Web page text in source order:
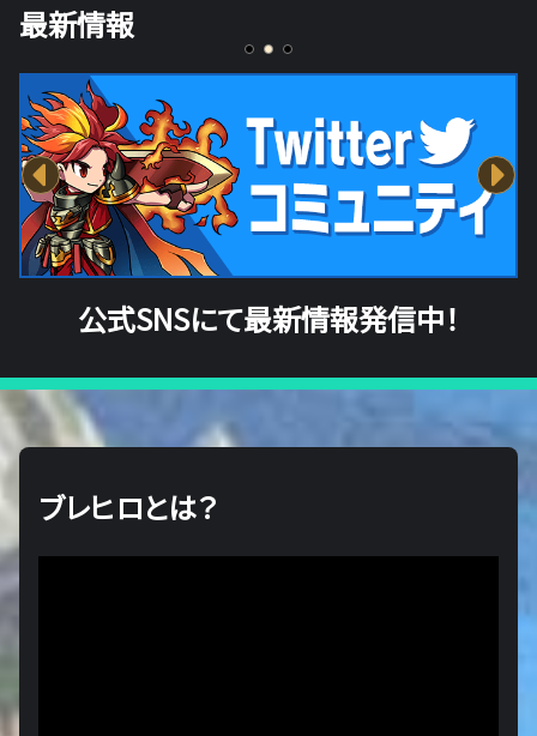
最新情報
公式SNSにて最新情報発信中！
ブレヒロとは？